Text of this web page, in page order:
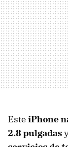
Este iPhone
2.8 pulgadas